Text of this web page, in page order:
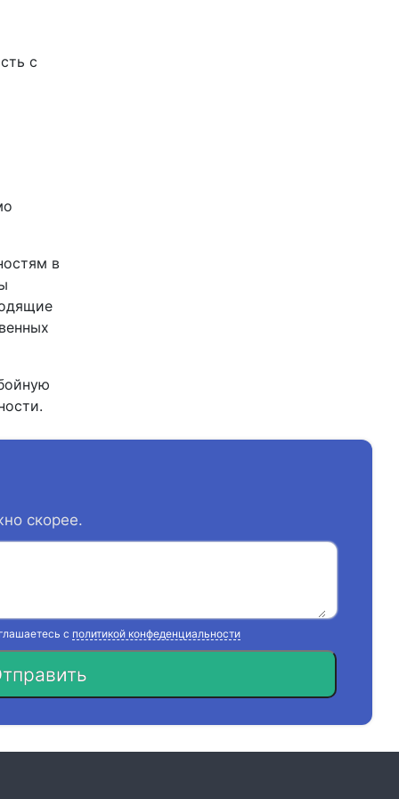
с
в
скорее.
с политикой конфеденциальности